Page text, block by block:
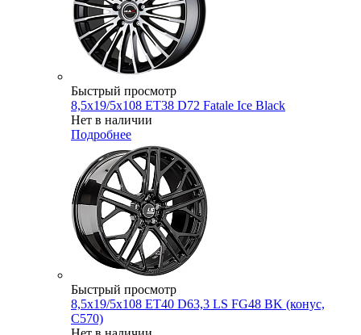
Быстрый просмотр
8,5x19/5x108 ET38 D72 Fatale Ice Black
Нет в наличии
Подробнее
Быстрый просмотр
8,5x19/5x108 ET40 D63,3 LS FG48 BK (конус,
C570)